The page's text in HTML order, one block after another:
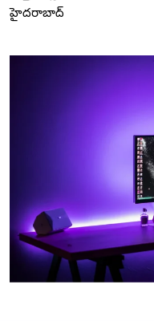
హైదరాబాద్